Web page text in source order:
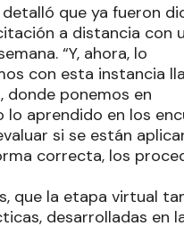
que ya fueron
a distancia con
“Y, ahora, lo
con esta instancia
donde ponemos en
lo aprendido en los
si se están
correcta, los
que la etapa virtual
desarrolladas en